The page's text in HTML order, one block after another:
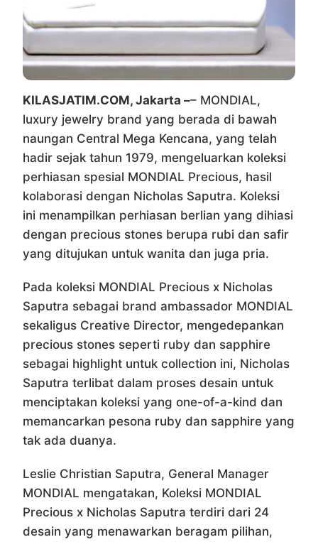
KILASJATIM.COM, Jakarta –– MONDIAL,
luxury jewelry brand yang berada di bawah
naungan Central Mega Kencana, yang telah
hadir sejak tahun 1979, mengeluarkan koleksi
perhiasan spesial MONDIAL Precious, hasil
kolaborasi dengan Nicholas Saputra. Koleksi
ini menampilkan perhiasan berlian yang dihiasi
dengan precious stones berupa rubi dan safir
yang ditujukan untuk wanita dan juga pria.
Pada koleksi MONDIAL Precious x Nicholas
Saputra sebagai brand ambassador MONDIAL
sekaligus Creative Director, mengedepankan
precious stones seperti ruby dan sapphire
sebagai highlight untuk collection ini, Nicholas
Saputra terlibat dalam proses desain untuk
menciptakan koleksi yang one-of-a-kind dan
memancarkan pesona ruby dan sapphire yang
tak ada duanya.
Leslie Christian Saputra, General Manager
MONDIAL mengatakan, Koleksi MONDIAL
Precious x Nicholas Saputra terdiri dari 24
desain yang menawarkan beragam pilihan,